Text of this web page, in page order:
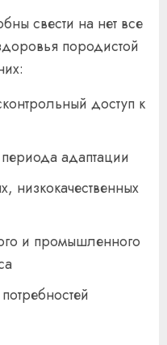
свести на нет все
породистой
доступ к
адаптации
низкокачественных
и промышленного